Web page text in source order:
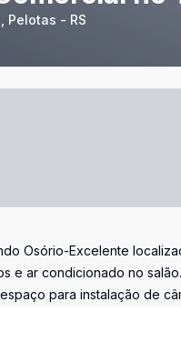
Pelotas - RS
Osório-Excelente
e ar condicionado no
para instalação de